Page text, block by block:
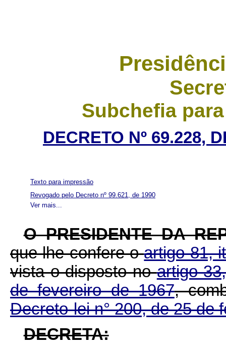
Subchefia
DECRETO Nº 69.228,
Ver mais...
Texto para impressão
Revogado pelo Decreto nº 99.621, de 1990
O PRESIDENTE DA
que lhe confere oartigo 81,
vista o disposto noartigo
de fevereiro de 1967,
Decreto-lei n° 200, de 25 de
DECRETA: